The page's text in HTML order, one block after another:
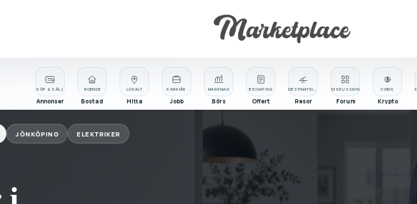
KÖP & SÄLJ
Annonser
BOENDE
Bostad
BE OM PRIS
Offert
MARKNAD
Börs
LOKALT
Hitta
KARRIÄR
Jobb Resor
COINS
Krypto
DISKUSSION
Forum
JÖNKÖPING ELEKTRIKER